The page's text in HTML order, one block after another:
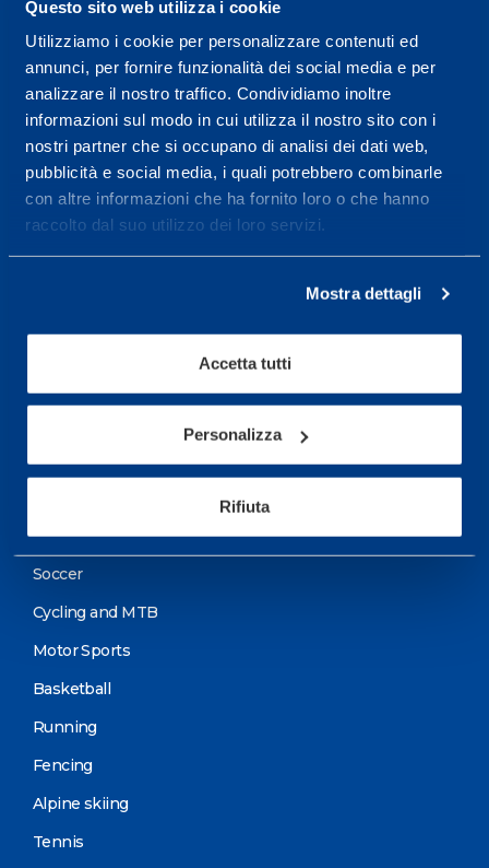
Questo sito web utilizza i cookie
Utilizziamo i cookie per personalizzare contenuti ed
annunci, per fornire funzionalità dei social media e per
analizzare il nostro traffico. Condividiamo inoltre
informazioni sul modo in cui utilizza il nostro sito con i
nostri partner che si occupano di analisi dei dati web,
pubblicità e social media, i quali potrebbero combinarle
con altre informazioni che ha fornito loro o che hanno
raccolto dal suo utilizzo dei loro servizi.
Mostra dettagli
Accetta tutti
Personalizza
Rifiuta
RECEPTION OPENING HOURS
From Monday to Friday
08.30 - 18.30
Service center for high
performance and well-
being.
Sport
Soccer
Cycling and MTB
Motor Sports
Basketball
Running
Fencing
Alpine skiing
Tennis